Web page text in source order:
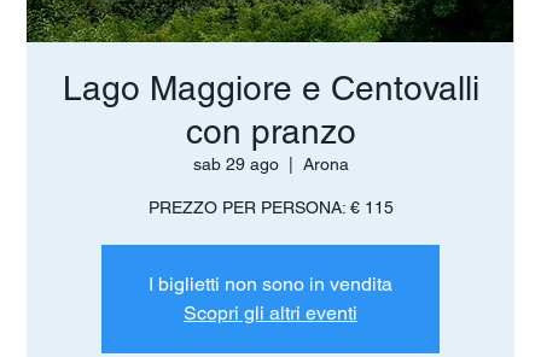
Lago Maggiore e Centovalli
con pranzo
sab 29 ago
  |
Arona
PREZZO PER PERSONA: € 115
I biglietti non sono in vendita
Scopri gli altri eventi